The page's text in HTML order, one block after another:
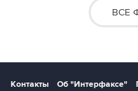
ВСЕ
Контакты Об "Интерфаксе"